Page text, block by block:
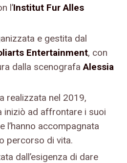
l’Institut Fur Alles
e gestita dal
Entertainment, con
dalla scenografa Alessia
realizzata nel 2019,
iniziò ad affrontare i suoi
l’hanno accompagnata
percorso di vita.
dall’esigenza di dare